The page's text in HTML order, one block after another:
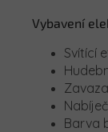
Vybavení
Svítící
Barva